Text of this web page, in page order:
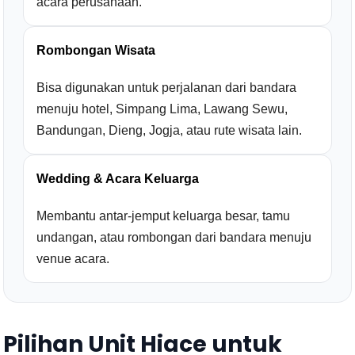
Rombongan Wisata
Bisa digunakan untuk perjalanan dari bandara
menuju hotel, Simpang Lima, Lawang Sewu,
Bandungan, Dieng, Jogja, atau rute wisata lain.
Wedding & Acara Keluarga
Membantu antar-jemput keluarga besar, tamu
undangan, atau rombongan dari bandara menuju
venue acara.
Pilihan Unit Hiace untuk